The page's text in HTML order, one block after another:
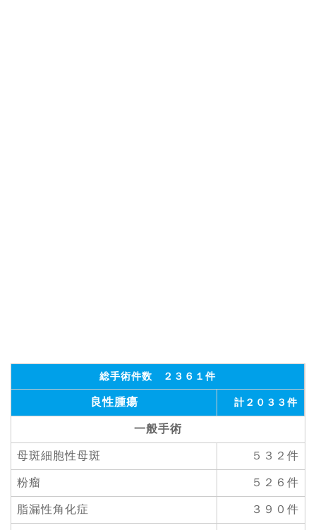
総手術件数 ２３６１件
良性腫瘍 計２０３３件
一般手術
母斑細胞性母斑 ５３２件
粉瘤 ５２６件
脂漏性角化症 ３９０件